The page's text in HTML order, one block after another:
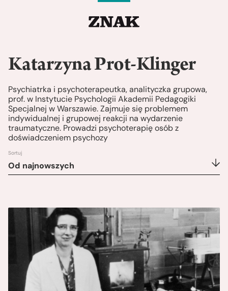
Katarzyna Prot-Klinger
Psychiatrka i psychoterapeutka, analityczka grupowa,
prof. w Instytucie Psychologii Akademii Pedagogiki
Specjalnej w Warszawie. Zajmuje się problemem
indywidualnej i grupowej reakcji na wydarzenie
traumatyczne. Prowadzi psychoterapię osób z
doświadczeniem psychozy
Sortuj
Od najnowszych